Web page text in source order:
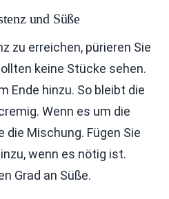
und Süße
zu erreichen, pürieren Sie
keine Stücke sehen.
Ende hinzu. So bleibt die
Wenn es um die
die Mischung. Fügen Sie
wenn es nötig ist.
Grad an Süße.